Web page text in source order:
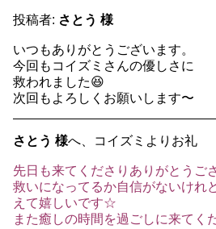
投稿者: さとう 様
いつもありがとうございます。
今回もコイズミさんの優しさに
救われました😆
次回もよろしくお願いします〜
さとう 様へ、コイズミよりお礼
先日も来てくださりありがとうご
救いになってるか自信がないけれ
えて嬉しいです☆
また癒しの時間を過ごしに来てく